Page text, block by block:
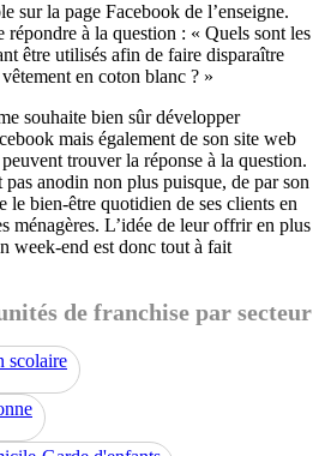
sur la page Facebook de l’enseigne.
à la question : « Quels sont les
être utilisés afin de faire disparaître
en coton blanc ? »
souhaite bien sûr développer
mais également de son site web
trouver la réponse à la question.
anodin non plus puisque, de par son
le bien-être quotidien de ses clients en
ménagères. L’idée de leur offrir en plus
week-end est donc tout à fait
de franchise par secteur
scolaire